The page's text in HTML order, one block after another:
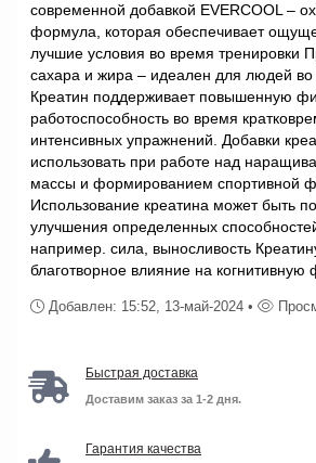
современной добавкой EVERCOOL –
формула, которая обеспечивает
лучшие условия во время тренировки
сахара и жира – идеален для людей во
Креатин поддерживает повышенную
работоспособность во время
интенсивных упражнений. Добавки
использовать при работе над
массы и формированием спортивной
Использование креатина может быть
улучшения определенных
например. сила, выносливость
благотворное влияние на когнитивную
Добавлен: 15:52, 13-май-2024 •
Быстрая доставка
Доставим заказ за 1-2 дня.
Гарантия качества